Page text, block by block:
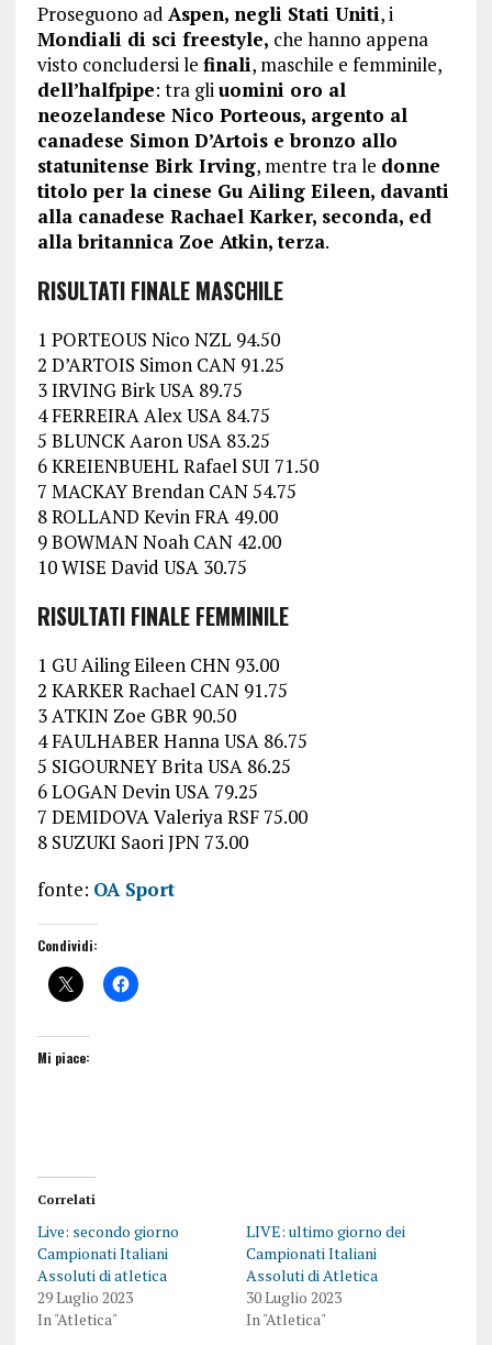
Proseguono ad Aspen, negli Stati Uniti, i
Mondiali di sci freestyle, che hanno appena
visto concludersi le finali, maschile e femminile,
dell’halfpipe: tra gliuomini oro al
neozelandese Nico Porteous, argento al
canadese Simon D’Artois e bronzo allo
statunitense Birk Irving, mentre tra le donne
titolo per la cinese Gu Ailing Eileen, davanti
alla canadese Rachael Karker, seconda, ed
alla britannica Zoe Atkin, terza.
RISULTATI FINALE MASCHILE
1 PORTEOUS Nico NZL 94.50
2 D’ARTOIS Simon CAN 91.25
3 IRVING Birk USA 89.75
4 FERREIRA Alex USA 84.75
5 BLUNCK Aaron USA 83.25
6 KREIENBUEHL Rafael SUI 71.50
7 MACKAY Brendan CAN 54.75
8 ROLLAND Kevin FRA 49.00
9 BOWMAN Noah CAN 42.00
10 WISE David USA 30.75
RISULTATI FINALE FEMMINILE
1 GU Ailing Eileen CHN 93.00
2 KARKER Rachael CAN 91.75
3 ATKIN Zoe GBR 90.50
4 FAULHABER Hanna USA 86.75
5 SIGOURNEY Brita USA 86.25
6 LOGAN Devin USA 79.25
7 DEMIDOVA Valeriya RSF 75.00
8 SUZUKI Saori JPN 73.00
fonte: OA Sport
Condividi:
Mi piace:
Correlati
Live: secondo giorno
Campionati Italiani
Assoluti di atletica
29 Luglio 2023
In "Atletica"
LIVE: ultimo giorno dei
Campionati Italiani
Assoluti di Atletica
30 Luglio 2023
In "Atletica"